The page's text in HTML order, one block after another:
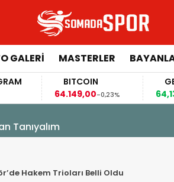
GALERI MASTERLER
BITCOIN
64.149,00-0,23%
Zafer Spor’dan 4 Oyuncu
Hakem Trioları Belli Oldu